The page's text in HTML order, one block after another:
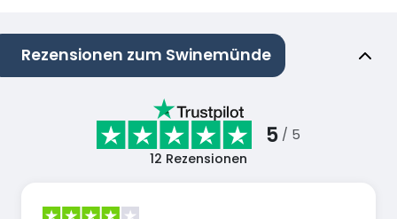
Rezensionen zum Swinemünde
5 / 5
12 Rezensionen